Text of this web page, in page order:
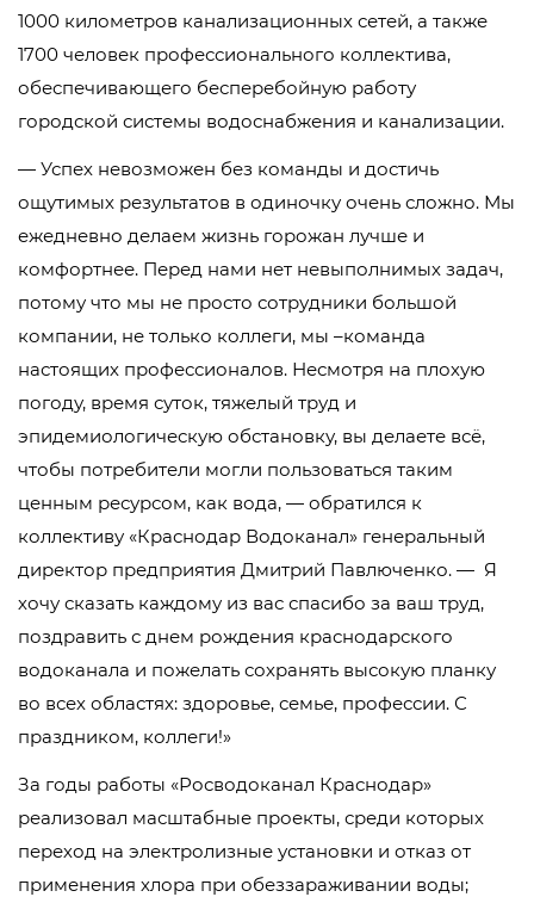
1000 километров канализационных сетей, а также
1700 человек профессионального коллектива,
обеспечивающего бесперебойную работу
городской системы водоснабжения и канализации.
— Успех невозможен без команды и достичь
ощутимых результатов в одиночку очень сложно. Мы
ежедневно делаем жизнь горожан лучше и
комфортнее. Перед нами нет невыполнимых задач,
потому что мы не просто сотрудники большой
компании, не только коллеги, мы –команда
настоящих профессионалов. Несмотря на плохую
погоду, время суток, тяжелый труд и
эпидемиологическую обстановку, вы делаете всё,
чтобы потребители могли пользоваться таким
ценным ресурсом, как вода, — обратился к
коллективу «Краснодар Водоканал» генеральный
директор предприятия Дмитрий Павлюченко. — Я
хочу сказать каждому из вас спасибо за ваш труд,
поздравить с днем рождения краснодарского
водоканала и пожелать сохранять высокую планку
во всех областях: здоровье, семье, профессии. С
праздником, коллеги!»
За годы работы «Росводоканал Краснодар»
реализовал масштабные проекты, среди которых
переход на электролизные установки и отказ от
применения хлора при обеззараживании воды;